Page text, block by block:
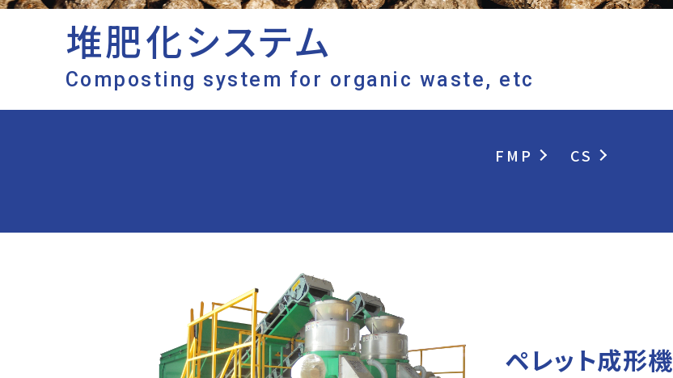
堆肥化システム
Composting system for organic waste, etc
FMP CS
ペレット成形機